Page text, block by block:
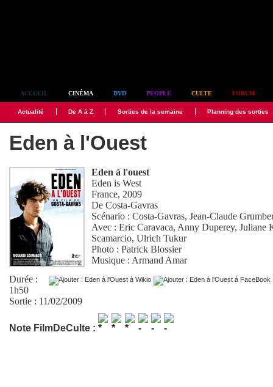
ACCUEIL CINÉMA DVD PEOPLE CULTE FORUM
Actualité De A à Z Sorties de la semaine Planning des sorties
Eden à l'Ouest
Eden à l'ouest
Eden is West
France, 2009
DeCosta-Gavras
Scénario :Costa-Gavras,Jean-Claude
Avec :Eric Caravaca, Anny Duperey,Juliane
Scamarcio,Ulrich Tukur
Photo :Patrick Blossier
Musique : Armand Amar
Durée :
1h50
Sortie : 11/02/2009
Note FilmDeCulte :